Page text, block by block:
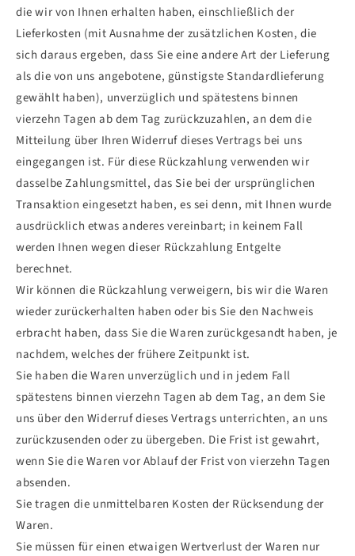
die wir von Ihnen erhalten haben, einschließlich der
Lieferkosten (mit Ausnahme der zusätzlichen Kosten, die
sich daraus ergeben, dass Sie eine andere Art der Lieferung
als die von uns angebotene, günstigste Standardlieferung
gewählt haben), unverzüglich und spätestens binnen
vierzehn Tagen ab dem Tag zurückzuzahlen, an dem die
Mitteilung über Ihren Widerruf dieses Vertrags bei uns
eingegangen ist. Für diese Rückzahlung verwenden wir
dasselbe Zahlungsmittel, das Sie bei der ursprünglichen
Transaktion eingesetzt haben, es sei denn, mit Ihnen wurde
ausdrücklich etwas anderes vereinbart; in keinem Fall
werden Ihnen wegen dieser Rückzahlung Entgelte
berechnet.
Wir können die Rückzahlung verweigern, bis wir die Waren
wieder zurückerhalten haben oder bis Sie den Nachweis
erbracht haben, dass Sie die Waren zurückgesandt haben, je
nachdem, welches der frühere Zeitpunkt ist.
Sie haben die Waren unverzüglich und in jedem Fall
spätestens binnen vierzehn Tagen ab dem Tag, an dem Sie
uns über den Widerruf dieses Vertrags unterrichten, an uns
zurückzusenden oder zu übergeben. Die Frist ist gewahrt,
wenn Sie die Waren vor Ablauf der Frist von vierzehn Tagen
absenden.
Sie tragen die unmittelbaren Kosten der Rücksendung der
Waren.
Sie müssen für einen etwaigen Wertverlust der Waren nur